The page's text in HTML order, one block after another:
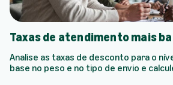
Taxas de atendimento mais
Analise as taxas de desconto para o
base no peso e no tipo de envio e